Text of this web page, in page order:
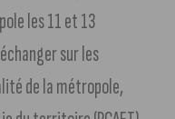
les 11 et 13
sur les
de la métropole,